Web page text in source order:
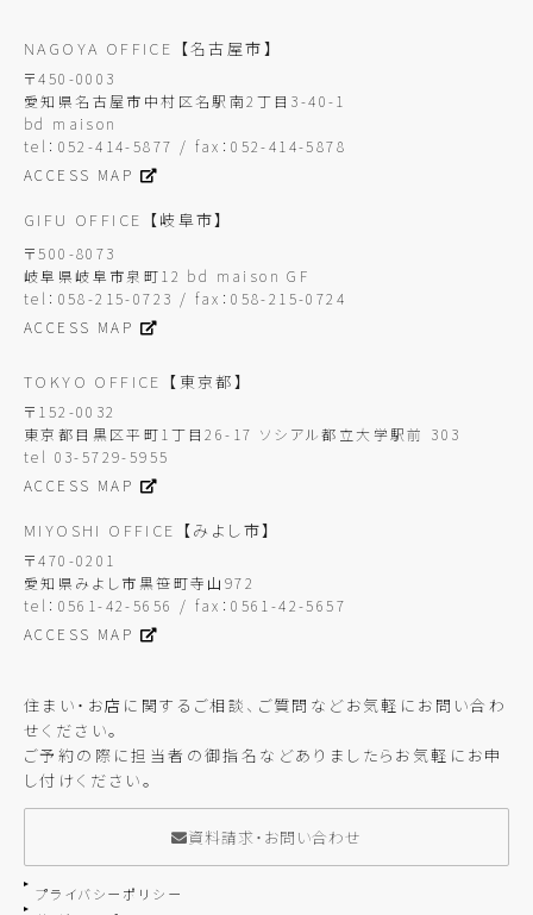
NAGOYA OFFICE 【名古屋市】
〒450-0003
愛知県名古屋市中村区名駅南2丁目3-40-1
bd maison
tel：052-414-5877 / fax：052-414-5878
ACCESS MAP
GIFU OFFICE 【岐阜市】
〒500-8073
岐阜県岐阜市泉町12 bd maison GF
tel：058-215-0723 / fax：058-215-0724
ACCESS MAP
TOKYO OFFICE 【東京都】
〒152-0032
東京都目黒区平町1丁目26-17 ソシアル都立大学駅前 303
tel 03-5729-5955
ACCESS MAP
MIYOSHI OFFICE 【みよし市】
〒470-0201
愛知県みよし市黒笹町寺山972
tel：0561-42-5656 / fax：0561-42-5657
ACCESS MAP
住まい・お店に関するご相談、ご質問などお気軽にお問い合わ
せください。
ご予約の際に担当者の御指名などありましたらお気軽にお申
し付けください。
資料請求・お問い合わせ
プライバシーポリシー